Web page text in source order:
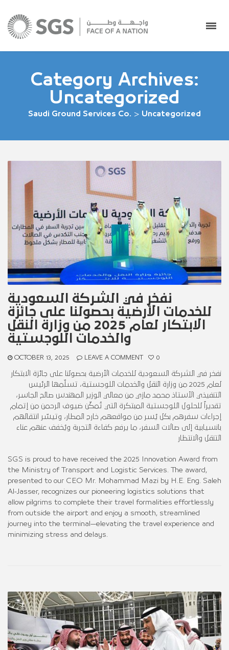
Category Archives:
Uncategorized
Saudi Ground Services Co. > Uncategorized
نفخر في الشركة السعودية
للخدمات الأرضية بحصولنا على جائزة
الابتكار لعام 2025 من وزارة النقل
والخدمات اللوجستية
OCTOBER 13, 2025 LEAVE A COMMENT 0
نفخر في الشركة السعودية للخدمات الأرضية بحصولنا على جائزة الابتكار
لعام 2025 من وزارة النقل والخدمات اللوجستية، تسلّمها الرئيس
التنفيذي الأستاذ محمد مازي من معالي الوزير المهندس صالح الجاسر،
تقديراً للحلول اللوجستية المبتكرة التي تُمكّن ضيوف الرحمن من إتمام
إجراءات سفرهم بكل يُسر من مواقعهم خارج المطار، وتيسّر انتقالهم
بانسيابية إلى صالات السفر، ما يرفع كفاءة التجربة ويُخفف عنهم عناء
التنقل والانتظار
SGS is proud to have received the 2025 Innovation Award from
the Ministry of Transport and Logistic Services. The award,
presented to our CEO Mr. Mohammad Mazi by H.E. Eng. Saleh
Al-Jasser, recognizes our pioneering logistics solutions that
allow pilgrims to complete their travel formalities effortlessly
from outside the airport and enjoy a smooth, streamlined
journey into the terminal—elevating the travel experience and
minimizing stress and delays.